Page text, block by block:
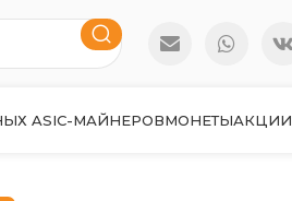
ASIC-МАЙНЕРОВМОНЕТЫАКЦИИ